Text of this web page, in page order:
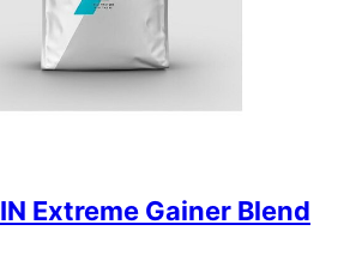
Extreme Gainer Blend